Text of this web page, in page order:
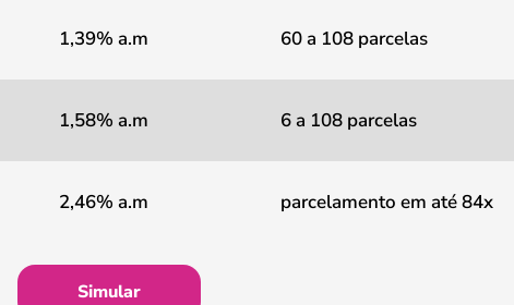
1,39% a.m 60 a 108 parcelas
1,58% a.m 6 a 108 parcelas
2,46% a.m parcelamento em até 84x
Simular